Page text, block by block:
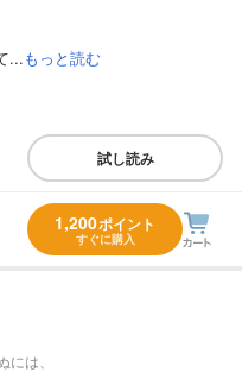
...もっと読む
試し読み
1,200ポイント
すぐに購入
には、